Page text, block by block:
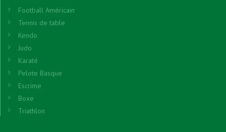
Football Américain
Tennis de table
Kendo
Judo
Karaté
Pelote Basque
Escrime
Boxe
Triathlon